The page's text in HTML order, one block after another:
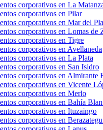
corporativos en La
corporativos en Pilar
corporativos en Mar del
corporativos en Lomas de
corporativos en Tigre
corporativos en Avellaneda
corporativos en La Plata
corporativos en San Isidro
corporativos en Almirante
corporativos en Vicente
corporativos en Merlo
corporativos en Bahía
corporativos en Ituzaingo
corporativos en